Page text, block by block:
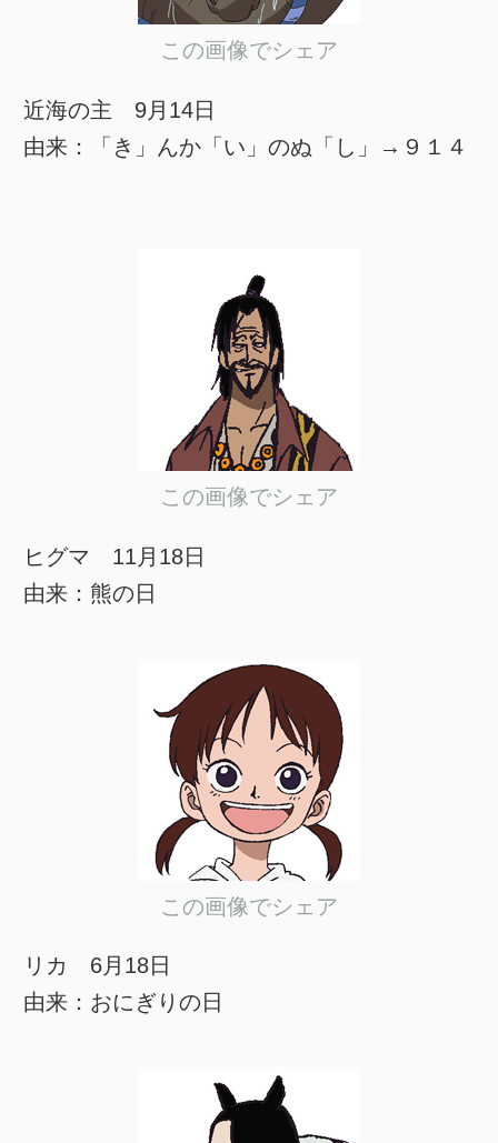
この画像でシェア
近海の主 9月14日
由来：「き」んか「い」のぬ「し」→９１４
この画像でシェア
ヒグマ 11月18日
由来：熊の日
この画像でシェア
リカ 6月18日
由来：おにぎりの日